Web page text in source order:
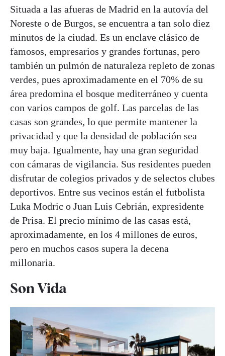
Situada a las afueras de Madrid en la autovía del
Noreste o de Burgos, se encuentra a tan solo diez
minutos de la ciudad. Es un enclave clásico de
famosos, empresarios y grandes fortunas, pero
también un pulmón de naturaleza repleto de zonas
verdes, pues aproximadamente en el 70% de su
área predomina el bosque mediterráneo y cuenta
con varios campos de golf. Las parcelas de las
casas son grandes, lo que permite mantener la
privacidad y que la densidad de población sea
muy baja. Igualmente, hay una gran seguridad
con cámaras de vigilancia. Sus residentes pueden
disfrutar de colegios privados y de selectos clubes
deportivos. Entre sus vecinos están el futbolista
Luka Modric o Juan Luis Cebrián, expresidente
de Prisa. El precio mínimo de las casas está,
aproximadamente, en los 4 millones de euros,
pero en muchos casos supera la decena
millonaria.
Son Vida